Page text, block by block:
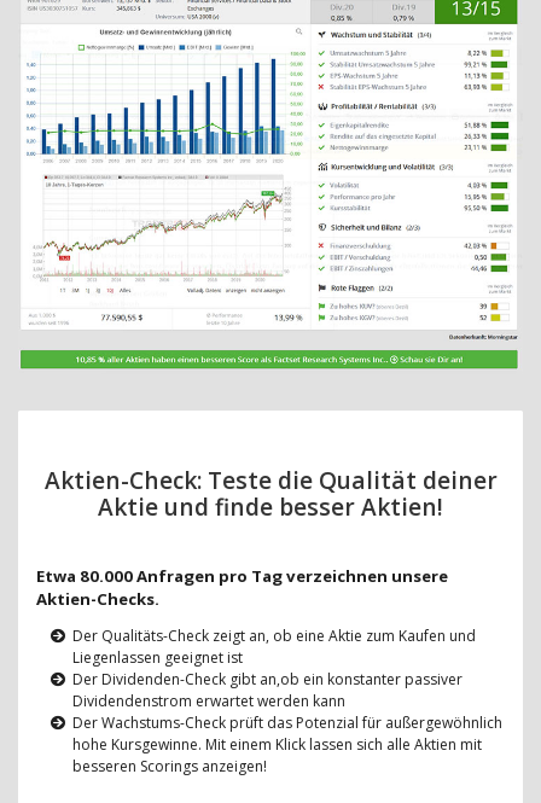
Aktien-Check: Teste die Qualität deiner
Aktie und finde besser Aktien!
Etwa 80.000 Anfragen pro Tag verzeichnen unsere
Aktien-Checks.
Der Qualitäts-Check zeigt an, ob eine Aktie zum Kaufen und
Liegenlassen geeignet ist
Der Dividenden-Check gibt an,ob ein konstanter passiver
Dividendenstrom erwartet werden kann
Der Wachstums-Check prüft das Potenzial für außergewöhnlich
hohe Kursgewinne. Mit einem Klick lassen sich alle Aktien mit
besseren Scorings anzeigen!